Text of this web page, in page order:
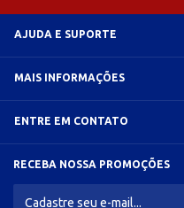
AJUDA E SUPORTE
MAIS INFORMAÇÕES
ENTRE EM CONTATO
RECEBA NOSSA PROMOÇÕES